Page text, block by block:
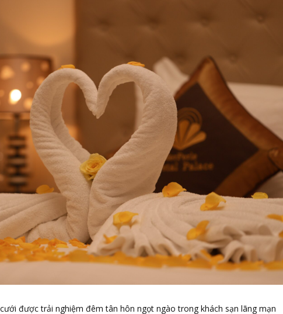
được trải nghiệm đêm tân hôn ngọt ngào trong khách sạn lãng mạn